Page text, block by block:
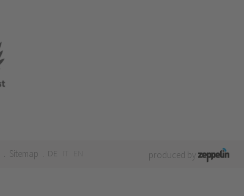
. Sitemap . DE produced by